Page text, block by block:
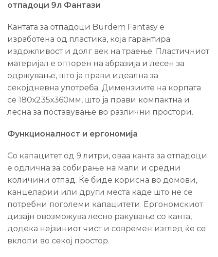
отпадоци 9л Фантази
Кантата за отпадоци Burdem Fantasy е
изработена од пластика, која гарантира
издржливост и долг век на траење. Пластичниот
материјал е отпорен на абразија и лесен за
одржување, што ја прави идеална за
секојдневна употреба. Димензиите на корпата
се 180х235х360мм, што ја прави компактна и
лесна за поставување во различни простори.
Функционалност и ергономија
Со капацитет од 9 литри, оваа канта за отпадоци
е одлична за собирање на мали и средни
количини отпад. Ќе биде корисна во домови,
канцеларии или други места каде што не се
потребни поголеми капацитети. Ергономскиот
дизајн овозможува лесно ракување со канта,
додека нејзиниот чист и современ изглед ќе се
вклопи во секој простор.